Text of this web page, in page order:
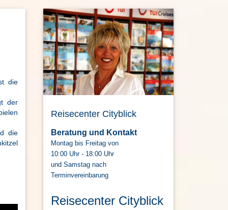
die
der
die
Reisecenter Cityblick
Beratung und Kontakt
Montag bis Freitag von
10:00 Uhr - 18:00 Uhr
und Samstag nach
Terminvereinbarung
Reisecenter Cityblick